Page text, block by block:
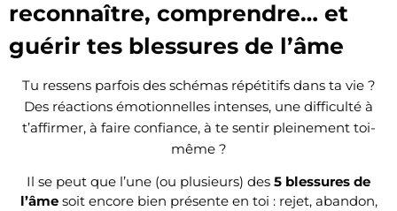
reconnaître, comprendre… et
guérir tes blessures de l’âme
Tu ressens parfois des schémas répétitifs dans ta vie ?
Des réactions émotionnelles intenses, une difficulté à
t’affirmer, à faire confiance, à te sentir pleinement toi-
même ?
Il se peut que l’une (ou plusieurs) des 5 blessures de
l’âmesoit encore bien présente en toi : rejet, abandon,